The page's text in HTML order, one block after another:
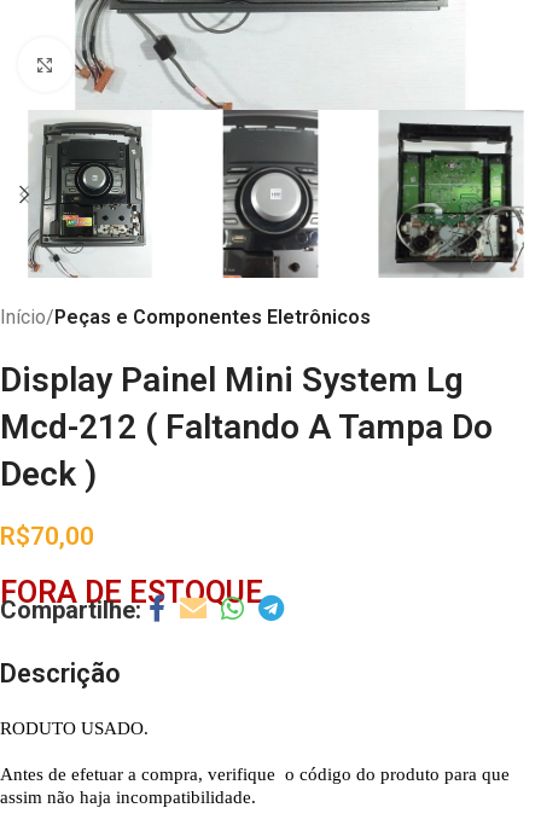
Abrir imagem
Início Peças e Componentes Eletrônicos
Display Painel Mini System Lg
Mcd-212 ( Faltando A Tampa Do
Deck )
R$70,00
FORA DE ESTOQUE
Descrição
RODUTO USADO.
Antes de efetuar a compra, verifique o código do produto para que
assim não haja incompatibilidade.